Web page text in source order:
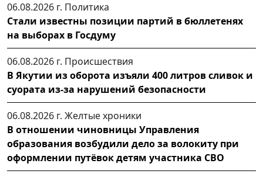
06.08.2026 г. Политика
Стали известны позиции партий в бюллетенях
на выборах в Госдуму
06.08.2026 г. Происшествия
В Якутии из оборота изъяли 400 литров сливок и
суората из-за нарушений безопасности
06.08.2026 г. Желтые хроники
В отношении чиновницы Управления
образования возбудили дело за волокиту при
оформлении путёвок детям участника СВО